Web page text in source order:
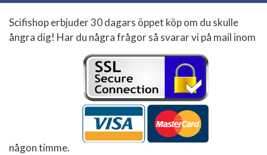
Scifishop erbjuder 30 dagars öppet köp om du skulle
ångra dig! Har du några frågor så svarar vi på mail inom
någon timme.